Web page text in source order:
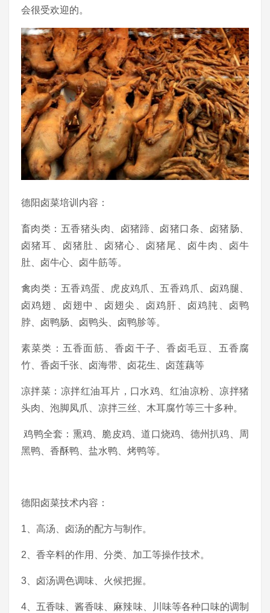
会很受欢迎的。
德阳卤菜培训内容：
畜肉类：五香猪头肉、卤猪蹄、卤猪口条、卤猪肠、
卤猪耳、卤猪肚、卤猪心、卤猪尾、卤牛肉、卤牛
肚、卤牛心、卤牛筋等。
禽肉类：五香鸡蛋、虎皮鸡爪、五香鸡爪、卤鸡腿、
卤鸡翅、卤翅中、卤翅尖、卤鸡肝、卤鸡肫、卤鸭
脖、卤鸭肠、卤鸭头、卤鸭胗等。
素菜类：五香面筋、香卤干子、香卤毛豆、五香腐
竹、香卤千张、卤海带、卤花生、卤莲藕等
凉拌菜：凉拌红油耳片，口水鸡、红油凉粉、凉拌猪
头肉、泡脚凤爪、凉拌三丝、木耳腐竹等三十多种。
鸡鸭全套：熏鸡、脆皮鸡、道口烧鸡、德州扒鸡、周
黑鸭、香酥鸭、盐水鸭、烤鸭等。
德阳卤菜技术内容：
1、高汤、卤汤的配方与制作。
2、香辛料的作用、分类、加工等操作技术。
3、卤汤调色调味、火候把握。
4、五香味、酱香味、麻辣味、川味等各种口味的调制